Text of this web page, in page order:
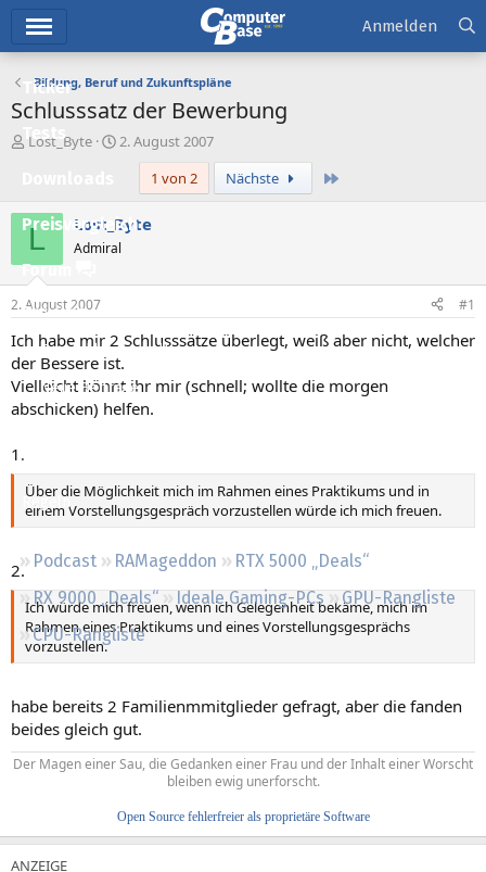
Ticker
Tests
Preisvergleich
Forum
Aktuelles
Empfohlene Inhalte
Neue Beiträge
Leserartikel
Regeln
Podcast RAMageddon
RTX 5000 „Deals“
RX 9000 „Deals“
Ideale Gaming-PCs
GPU-Rangliste
CPU-Rangliste
Anmelden
Bildung, Beruf und Zukunftspläne
Schlusssatz der Bewerbung
E
e
e
r
Lost_Byte
E
e
l
l
m
2. August 2007
1 von 2
Nächste
L Lost_Byte
Admiral
2. August 2007 #1
Ich habe mir 2 Schlusssätze überlegt, weiß aber nicht, welcher
der Bessere ist.
Vielleicht könnt ihr mir (schnell; wollte die morgen
abschicken) helfen.
1.
Über die Möglichkeit mich im Rahmen eines Praktikums und in
einem Vorstellungsgespräch vorzustellen würde ich mich freuen.
2.
Ich würde mich freuen, wenn ich Gelegenheit bekäme, mich im
Rahmen eines Praktikums und eines Vorstellungsgesprächs
vorzustellen.
habe bereits 2 Familienmmitglieder gefragt, aber die fanden
beides gleich gut.
Der Magen einer Sau, die Gedanken einer Frau und der Inhalt einer Worscht
bleiben ewig unerforscht.
Open Source fehlerfreier als proprietäre Software